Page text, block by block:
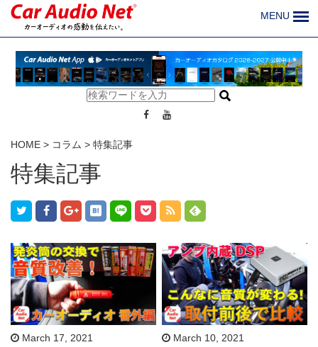
MENU
HOME > コラム > 特集記事
特集記事
March 17, 2021 March 10, 2021